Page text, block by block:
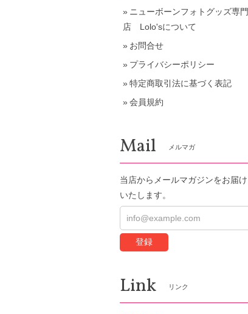
ニューボーンフォトグッズ専門
店 Lolo'sについて
お問合せ
プライバシーポリシー
特定商取引法に基づく表記
会員規約
Mail メルマガ
当店からメールマガジンをお届け
いたします。
登録
Link リンク